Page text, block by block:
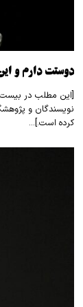
دوستت دارم و
[این مطلب در
نویسندگان و
کرده است.]…